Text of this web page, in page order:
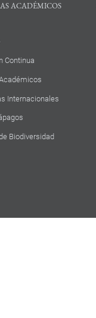
ACADÉMICOS
Continua
Internacionales
Biodiversidad